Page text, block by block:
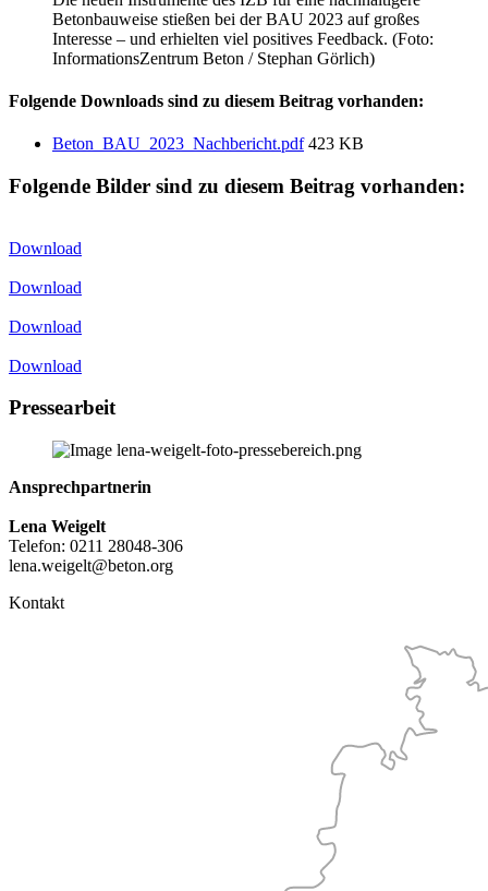
Betonbauweise stießen bei der BAU 2023 auf großes
Interesse – und erhielten viel positives Feedback. (Foto:
InformationsZentrum Beton / Stephan Görlich)
Folgende Downloads sind zu diesem Beitrag vorhanden:
Beton_BAU_2023_Nachbericht.pdf 423 KB
Folgende Bilder sind zu diesem Beitrag vorhanden:
Download
Download
Download
Download
Pressearbeit
Ansprechpartnerin
Lena Weigelt
Telefon: 0211 28048-306
lena.weigelt@beton.org
Kontakt